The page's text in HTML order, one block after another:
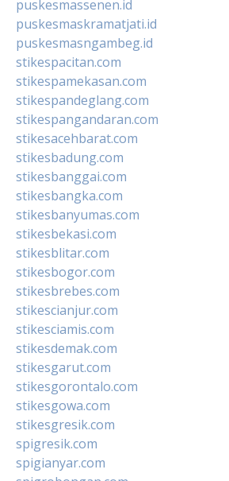
puskesmassenen.id
puskesmaskramatjati.id
puskesmasngambeg.id
stikespacitan.com
stikespamekasan.com
stikespandeglang.com
stikespangandaran.com
stikesacehbarat.com
stikesbadung.com
stikesbanggai.com
stikesbangka.com
stikesbanyumas.com
stikesbekasi.com
stikesblitar.com
stikesbogor.com
stikesbrebes.com
stikescianjur.com
stikesciamis.com
stikesdemak.com
stikesgarut.com
stikesgorontalo.com
stikesgowa.com
stikesgresik.com
spigresik.com
spigianyar.com